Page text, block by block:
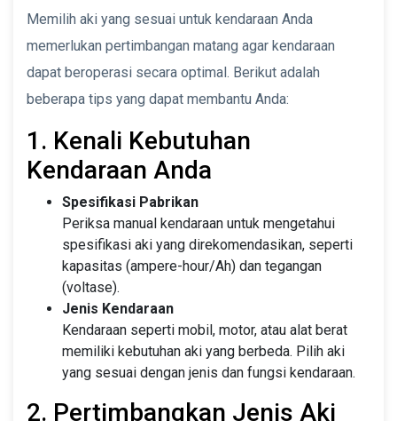
Memilih aki yang sesuai untuk kendaraan Anda
memerlukan pertimbangan matang agar kendaraan
dapat beroperasi secara optimal. Berikut adalah
beberapa tips yang dapat membantu Anda:
1. Kenali Kebutuhan
Kendaraan Anda
Spesifikasi Pabrikan
Periksa manual kendaraan untuk mengetahui
spesifikasi aki yang direkomendasikan, seperti
kapasitas (ampere-hour/Ah) dan tegangan
(voltase).
Jenis Kendaraan
Kendaraan seperti mobil, motor, atau alat berat
memiliki kebutuhan aki yang berbeda. Pilih aki
yang sesuai dengan jenis dan fungsi kendaraan.
2. Pertimbangkan Jenis Aki